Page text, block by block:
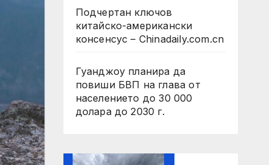
Подчертан ключов
китайско-американски
консенсус – Chinadaily.com.cn
Гуанджоу планира да
повиши БВП на глава от
населението до 30 000
долара до 2030 г.